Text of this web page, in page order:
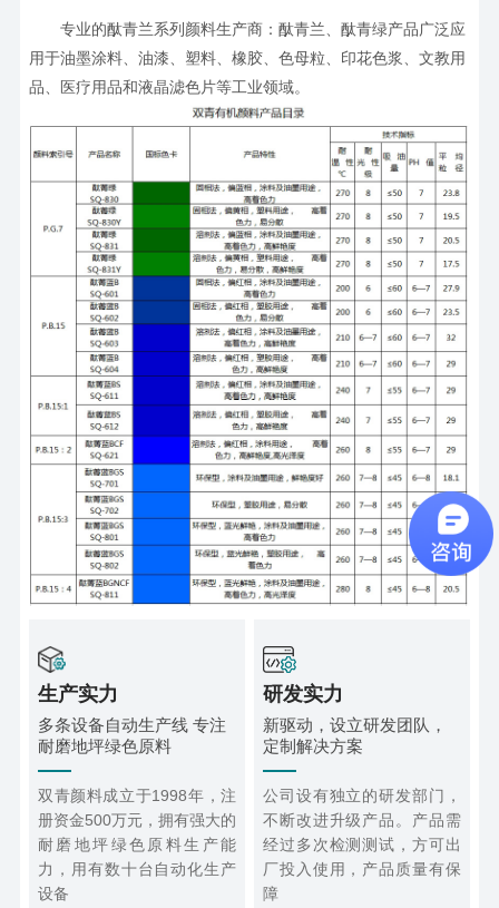
专业的酞青兰系列颜料生产商：酞青兰、酞青绿产品广泛应
用于油墨涂料、油漆、塑料、橡胶、色母粒、印花色浆、文教用
品、医疗用品和液晶滤色片等工业领域。
生产实力
多条设备自动生产线 专注
耐磨地坪绿色原料
双青颜料成立于1998年，注
册资金500万元，拥有强大的
耐磨地坪绿色原料生产能
力，用有数十台自动化生产
设备
研发实力
新驱动，设立研发团队，
定制解决方案
公司设有独立的研发部门，
不断改进升级产品。产品需
经过多次检测测试，方可出
厂投入使用，产品质量有保
障